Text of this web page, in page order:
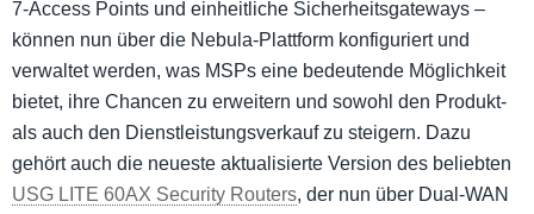
7-Access Points und einheitliche Sicherheitsgateways –
können nun über die Nebula-Plattform konfiguriert und
verwaltet werden, was MSPs eine bedeutende Möglichkeit
bietet, ihre Chancen zu erweitern und sowohl den Produkt-
als auch den Dienstleistungsverkauf zu steigern. Dazu
gehört auch die neueste aktualisierte Version des beliebten
USG LITE 60AX Security Routers, der nun über Dual-WAN